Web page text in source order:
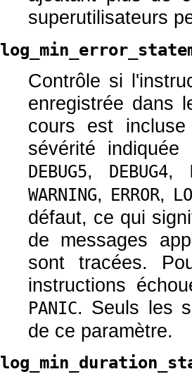
superutilisateurs
Contrôle si
enregistrée dans
cours est
sévérité
DEBUG5, DEBUG4,
WARNING, ERROR,
défaut, ce qui
de messages
sont tracées.
instructions
PANIC. Seuls les
de ce paramètre.